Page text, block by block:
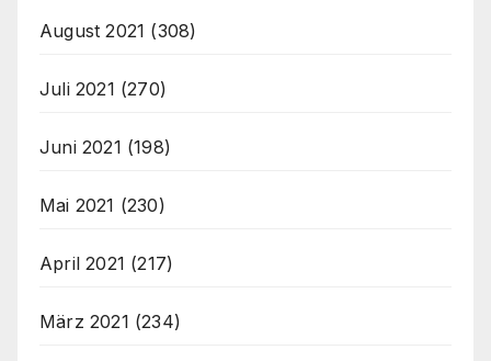
August 2021 (308)
Juli 2021 (270)
Juni 2021 (198)
Mai 2021 (230)
April 2021 (217)
März 2021 (234)